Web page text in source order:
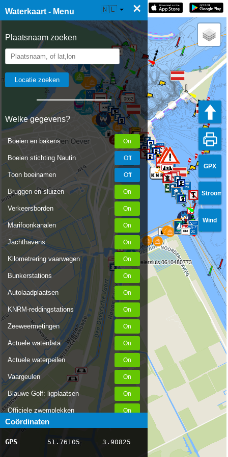
Waterkaart - Menu ×
Plaatsnaam zoeken
Welke gegevens?
Boeien en bakens
Boeien stichting Nautin
Toon boeinamen
Bruggen en sluizen
Verkeersborden
Marifoonkanalen
Jachthavens
Kilometrering vaarwegen
Bunkerstations
Autolaadplaatsen
KNRM-reddingstations
Zeeweermetingen
Actuele waterdata
Actuele waterpeilen
Vaargeulen
Blauwe Golf: ligplaatsen
Officiele zwemplekken
Stremmingen/hinder
AIS scheepsposities
Coördinaten
GPS 51.76105 3.90825
☰ Waterkaart Live 🇳🇱
GPX
Stroom
Wind
0562
20
20
Tel no. stontelersluis 0610480773